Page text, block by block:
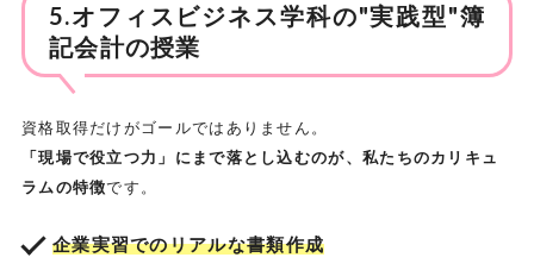
5.オフィスビジネス学科の"実践型"簿
記会計の授業
資格取得だけがゴールではありません。
「現場で役立つ力」にまで落とし込むのが、私たちのカリキュ
ラムの特徴です。
企業実習でのリアルな書類作成